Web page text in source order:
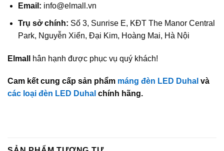
Email: info@elmall.vn
Trụ sở chính: Số 3, Sunrise E, KĐT The Manor Central
Park, Nguyễn Xiển, Đại Kim, Hoàng Mai, Hà Nội
Elmall hân hạnh được phục vụ quý khách!
Cam kết cung cấp sản phẩm máng đèn LED Duhal và
các loại đèn LED Duhal chính hãng.